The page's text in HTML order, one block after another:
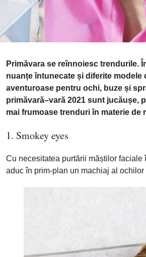
Primăvarase reînnoiesctrendurile.
nuanțeîntunecate și diferite modele
aventuroase pentru ochi, buze și
primăvară–vară2021 sunt jucăușe,
maifrumoase trenduriîn materie de
1. Smokey eyes
Cu necesitatea purtării măștilor faciale
aducîn prim-plan un machiaj al ochilor